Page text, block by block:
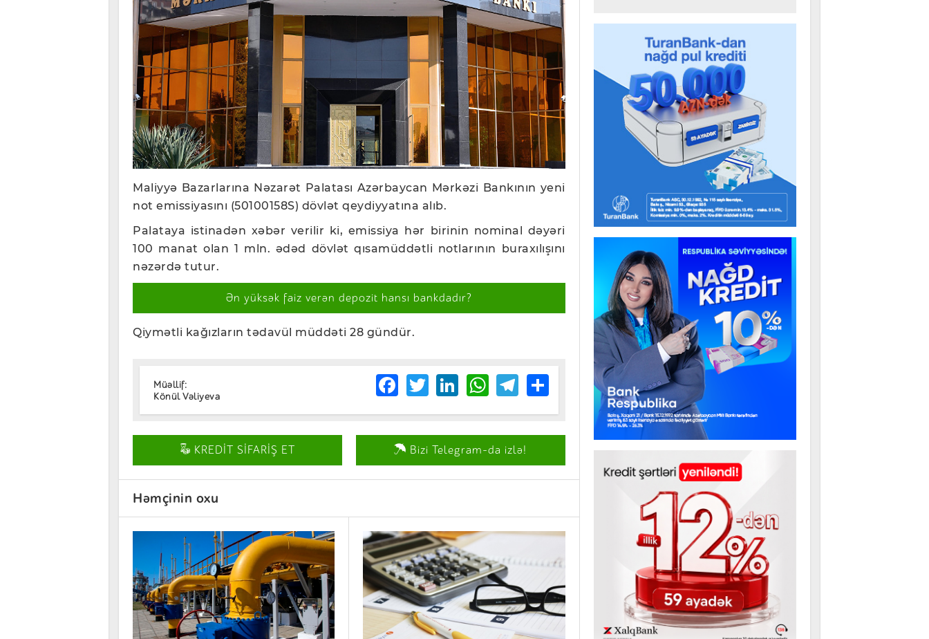
Maliyyə Bazarlarına Nəzarət Palatası Azərbaycan Mərkəzi Bankının yeni
not emissiyasını (50100158S) dövlət qeydiyyatına alıb.
Palataya istinadən xəbər verilir ki, emissiya hər birinin nominal dəyəri
100 manat olan 1 mln. ədəd dövlət qısamüddətli notlarının buraxılışını
nəzərdə tutur.
Ən yüksək faiz verən depozit hansı bankdadır?
Qiymətli kağızların tədavül müddəti 28 gündür.
Müəllif:
Könül Vəliyeva
Facebook
TwitterLinkedIn
WhatsApp
Telegram
Share
KREDİT SİFARİŞ ET Bizi Telegram-da izlə!
Həmçinin oxu